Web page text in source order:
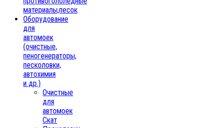
материалы,песок
Oборудование
для
автомоек
(очистные,
пеногенераторы,
песколовки,
автохимия
и др.)
Очистные
для
автомоек
Скат